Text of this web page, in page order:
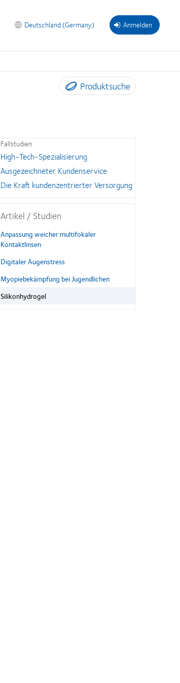
Anmelden
Deutschland (Germany)
Produktsuche
Fallstudien
High-Tech-Spezialisierung
Ausgezeichneter Kundenservice
Die Kraft kundenzentrierter Versorgung
Artikel / Studien
Anpassung weicher multifokaler
Kontaktlinsen
Digitaler Augenstress
Myopiebekämpfung bei Jugendlichen
Silikonhydrogel